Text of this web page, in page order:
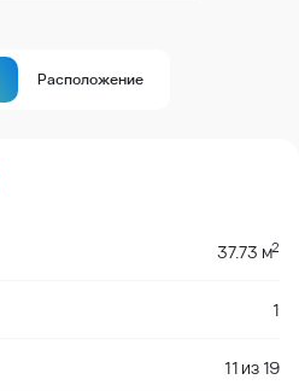
Расположение
37.73 м2
1
11 из19